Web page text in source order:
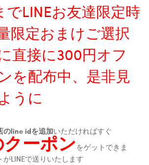
でLINEお友達限定時
限定おまけご選択
直接に300円オフ
を配布中、是非見
うに
のline idを追加いただければすぐ
ーポンをゲットできま
LINEで送りいたします